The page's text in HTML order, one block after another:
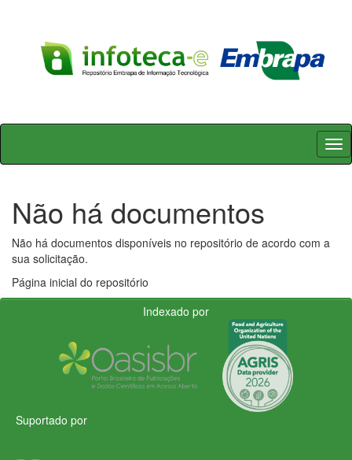
Skip
Não há documentos
Não há documentos disponíveis no repositório de acordo com a
sua solicitação.
Página inicial do repositório
Indexado por
Suportado por